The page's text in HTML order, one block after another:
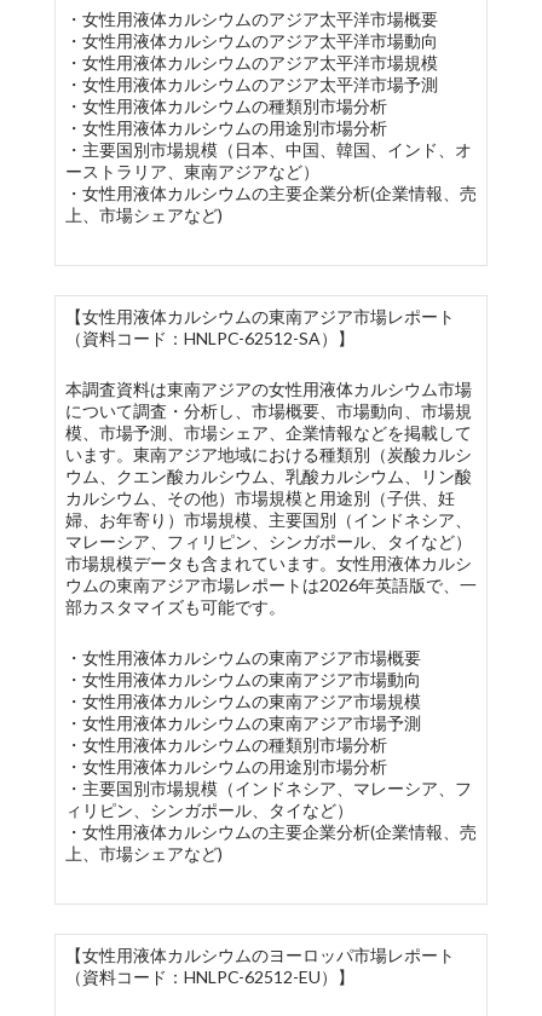
・女性用液体カルシウムのアジア太平洋市場概要
・女性用液体カルシウムのアジア太平洋市場動向
・女性用液体カルシウムのアジア太平洋市場規模
・女性用液体カルシウムのアジア太平洋市場予測
・女性用液体カルシウムの種類別市場分析
・女性用液体カルシウムの用途別市場分析
・主要国別市場規模（日本、中国、韓国、インド、オ
ーストラリア、東南アジアなど）
・女性用液体カルシウムの主要企業分析(企業情報、売
上、市場シェアなど)
【女性用液体カルシウムの東南アジア市場レポート
（資料コード：HNLPC-62512-SA）】
本調査資料は東南アジアの女性用液体カルシウム市場
について調査・分析し、市場概要、市場動向、市場規
模、市場予測、市場シェア、企業情報などを掲載して
います。東南アジア地域における種類別（炭酸カルシ
ウム、クエン酸カルシウム、乳酸カルシウム、リン酸
カルシウム、その他）市場規模と用途別（子供、妊
婦、お年寄り）市場規模、主要国別（インドネシア、
マレーシア、フィリピン、シンガポール、タイなど）
市場規模データも含まれています。女性用液体カルシ
ウムの東南アジア市場レポートは2026年英語版で、一
部カスタマイズも可能です。
・女性用液体カルシウムの東南アジア市場概要
・女性用液体カルシウムの東南アジア市場動向
・女性用液体カルシウムの東南アジア市場規模
・女性用液体カルシウムの東南アジア市場予測
・女性用液体カルシウムの種類別市場分析
・女性用液体カルシウムの用途別市場分析
・主要国別市場規模（インドネシア、マレーシア、フ
ィリピン、シンガポール、タイなど）
・女性用液体カルシウムの主要企業分析(企業情報、売
上、市場シェアなど)
【女性用液体カルシウムのヨーロッパ市場レポート
（資料コード：HNLPC-62512-EU）】